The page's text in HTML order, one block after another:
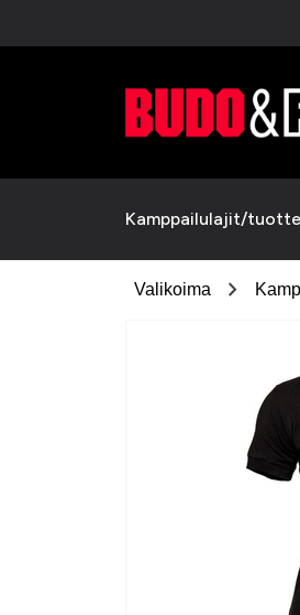
Kamppailulajit/
Valikoima chevron_right